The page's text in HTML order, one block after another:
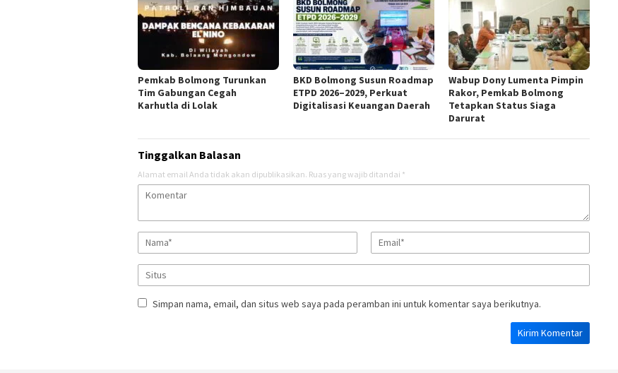
Pemkab Bolmong Turunkan
Tim Gabungan Cegah
Karhutla di Lolak
BKD Bolmong Susun Roadmap
ETPD 2026–2029, Perkuat
Digitalisasi Keuangan Daerah
Wabup Dony Lumenta Pimpin
Rakor, Pemkab Bolmong
Tetapkan Status Siaga
Darurat
Tinggalkan Balasan
Alamat email Anda tidak akan dipublikasikan. Ruas yang wajib ditandai *
Simpan nama, email, dan situs web saya pada peramban ini untuk komentar saya berikutnya.